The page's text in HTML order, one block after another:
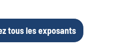
tous les exposants